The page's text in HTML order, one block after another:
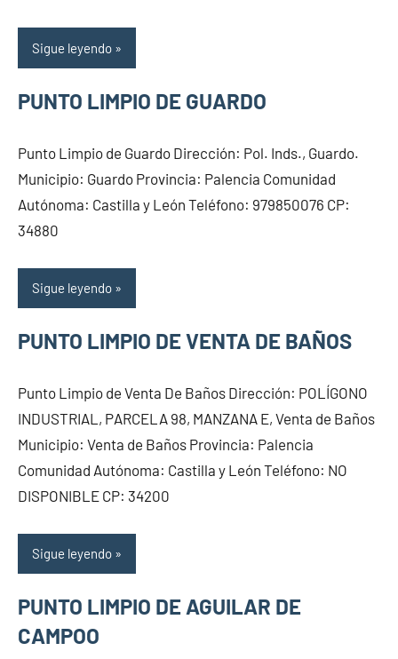
Sigue leyendo
PUNTO LIMPIO DE GUARDO
Punto Limpio de Guardo Dirección: Pol. Inds., Guardo.
Municipio: Guardo Provincia: Palencia Comunidad
Autónoma: Castilla y León Teléfono: 979850076 CP:
34880
Sigue leyendo
PUNTO LIMPIO DE VENTA DE BAÑOS
Punto Limpio de Venta De Baños Dirección: POLÍGONO
INDUSTRIAL, PARCELA 98, MANZANA E, Venta de Baños
Municipio: Venta de Baños Provincia: Palencia
Comunidad Autónoma: Castilla y León Teléfono: NO
DISPONIBLE CP: 34200
Sigue leyendo
PUNTO LIMPIO DE AGUILAR DE
CAMPOO